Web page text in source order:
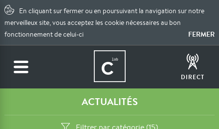
En cliquant sur fermer ou en poursuivant la navigation sur notre
merveilleux site, vous acceptez les cookie nécessaires au bon
fonctionnement de celui-ci
FERMER
DIRECT
ACTUALITÉS